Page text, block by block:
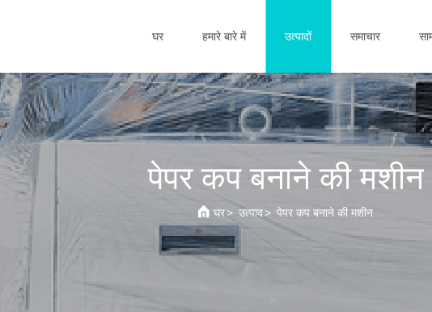
घर हमारे बारे में उत्पादों समाचार
पेपर कप बनाने की मशीन
घर> उत्पाद> पेपर कप बनाने की मशीन